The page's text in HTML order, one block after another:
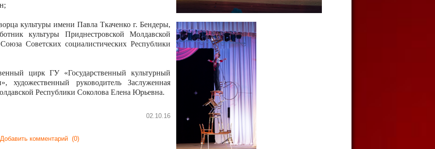
культуры имени Павла Ткаченко г. Бендеры,
культуры Приднестровской Молдавской
Советских социалистических Республики
цирк ГУ «Государственный культурный
художественный руководитель Заслуженная
Республики Соколова Елена Юрьевна.
02.10.16
Добавить комментарий (0)